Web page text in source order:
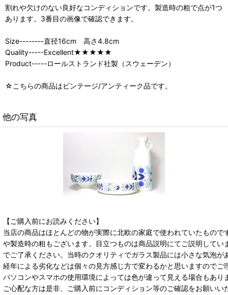
割れや欠けのない良好なコンディションです。製造時の粗で点が1つ
あります。3番目の画像で確認できます。
Size--------直径16cm 高さ4.8cm
Quality-----Excellent★★★★★
Product-----ロールストランド社製（スウェーデン）
☆こちらの商品はビンテージ/アンティーク品です。
他の写真
【ご購入前にお読みください】
当店の商品はほとんどの物が実際に北欧の家庭で使われていたもの
や製造時の粗もございます。目立つものは商品説明にてご説明して
でご了承ください。当時のクオリティでガラス製品には小さな気泡が
経年による劣化などは個々の見方感じ方で変わるかと思いますのでご
パソコンやスマホの使用環境によっては色が違って見える場合もあ
ご心配な方は是非、ご購入前にコンディション等のご確認をお願い